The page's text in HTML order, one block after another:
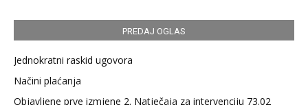
PREDAJ OGLAS
Jednokratni raskid ugovora
Načini plaćanja
Objavljene prve izmjene 2. Natječaja za intervenciju 73.02